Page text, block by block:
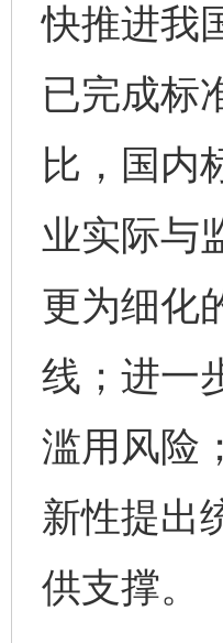
快推进我
已完成标
比，国内
业实际与
更为细化
线；进一
滥用风险
新性提出
供支撑。